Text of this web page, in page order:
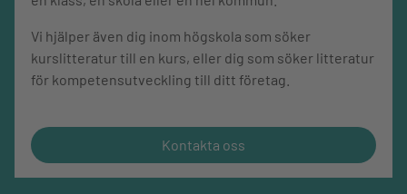
Vi hjälper även dig inom högskola som söker
kurslitteratur till en kurs, eller dig som söker litteratur
för kompetensutveckling till ditt företag.
Kontakta oss